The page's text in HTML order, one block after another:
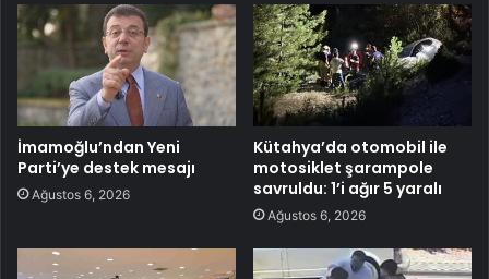
İmamoğlu’ndan Yeni
Parti’ye destek mesajı
Ağustos 6, 2026
Kütahya’da otomobil ile
motosiklet şarampole
savruldu: 1’i ağır 5 yaralı
Ağustos 6, 2026